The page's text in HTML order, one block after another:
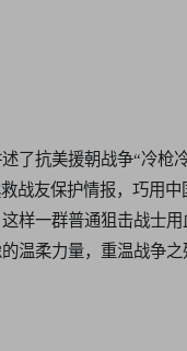
了抗美援朝战争“冷枪
战友保护情报，巧用
样一群普通狙击战士
温柔力量，重温战争